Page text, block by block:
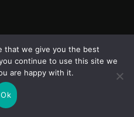
that we give you the best
continue to use this site we
are happy with it.
Ok